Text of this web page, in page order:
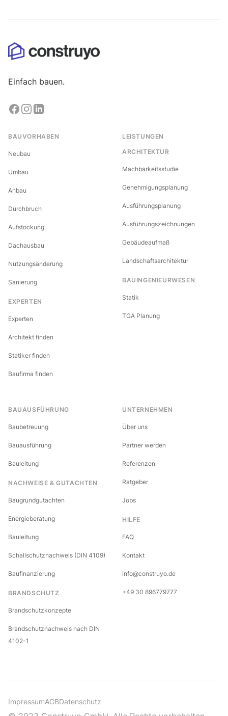
Einfach bauen.
BAUVORHABEN
Neubau
Umbau
Anbau
Durchbruch
Aufstockung
Dachausbau
Nutzungsänderung
Sanierung
EXPERTEN
Experten
Architekt finden
Statiker finden
Baufirma finden
LEISTUNGEN
ARCHITEKTUR
Machbarkeitsstudie
Genehmigungsplanung
Ausführungsplanung
Ausführungszeichnungen
Gebäudeaufmaß
Landschaftsarchitektur
BAUINGENIEURWESEN
Statik
TGA Planung
BAUAUSFÜHRUNG
Baubetreuung
Bauausführung
Bauleitung
NACHWEISE & GUTACHTEN
Baugrundgutachten
Energieberatung
Bauleitung
Schallschutznachweis (DIN 4109)
Baufinanzierung
BRANDSCHUTZ
Brandschutzkonzepte
Brandschutznachweis nach DIN
4102-1
UNTERNEHMEN
Über uns
Partner werden
Referenzen
Ratgeber
Jobs
HILFE
FAQ
Kontakt
info@construyo.de
+49 30 896779777
ImpressumAGBDatenschutz